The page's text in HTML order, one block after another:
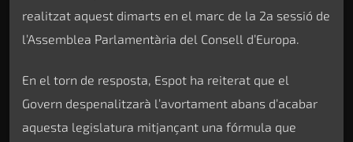
realitzat aquest dimarts en el marc de la 2a sessió de
l’Assemblea Parlamentària del Consell d’Europa.
En el torn de resposta, Espot ha reiterat que el
Govern despenalitzarà l’avortament abans d’acabar
aquesta legislatura mitjançant una fórmula que